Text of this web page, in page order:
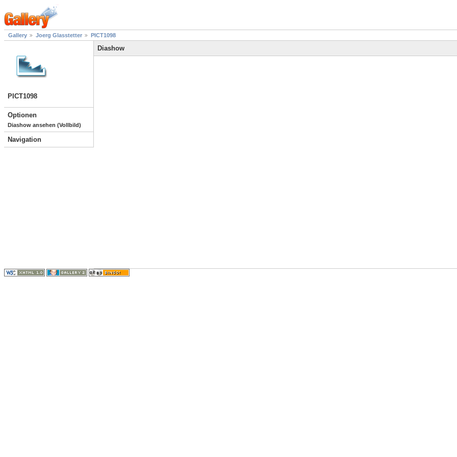
Gallery Joerg Glasstetter PICT1098
PICT1098
Optionen
Diashow ansehen (Vollbild)
Navigation
Diashow